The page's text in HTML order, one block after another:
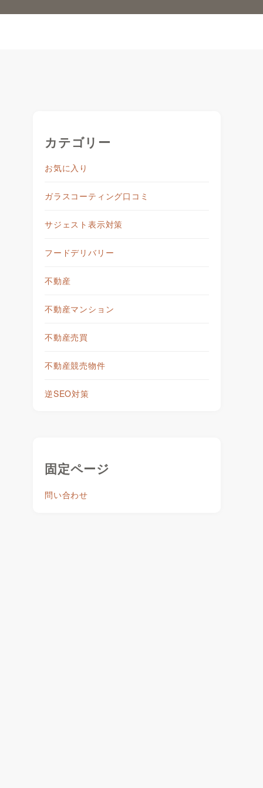
カテゴリー
お気に入り
ガラスコーティング口コミ
サジェスト表示対策
フードデリバリー
不動産
不動産マンション
不動産売買
不動産競売物件
逆SEO対策
固定ページ
問い合わせ